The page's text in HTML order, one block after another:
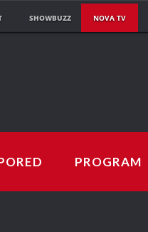
SHOWBUZZ NOVA TV
PROGRAM